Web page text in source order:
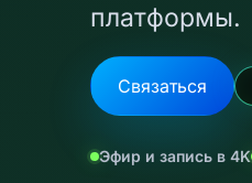
платформы.
Связаться
Эфир и запись в 4K